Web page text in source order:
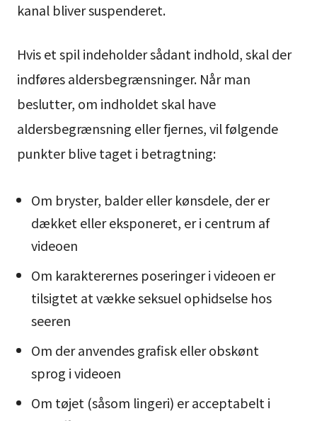
kanal bliver suspenderet.
Hvis et spil indeholder sådant indhold, skal der
indføres aldersbegrænsninger. Når man
beslutter, om indholdet skal have
aldersbegrænsning eller fjernes, vil følgende
punkter blive taget i betragtning:
Om bryster, balder eller kønsdele, der er
dækket eller eksponeret, er i centrum af
videoen
Om karakterernes poseringer i videoen er
tilsigtet at vække seksuel ophidselse hos
seeren
Om der anvendes grafisk eller obskønt
sprog i videoen
Om tøjet (såsom lingeri) er acceptabelt i